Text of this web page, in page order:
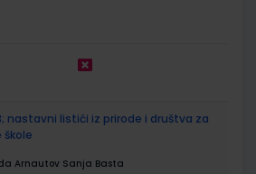
3; nastavni listići iz prirode i društva za
škole
Arnautov Sanja Basta